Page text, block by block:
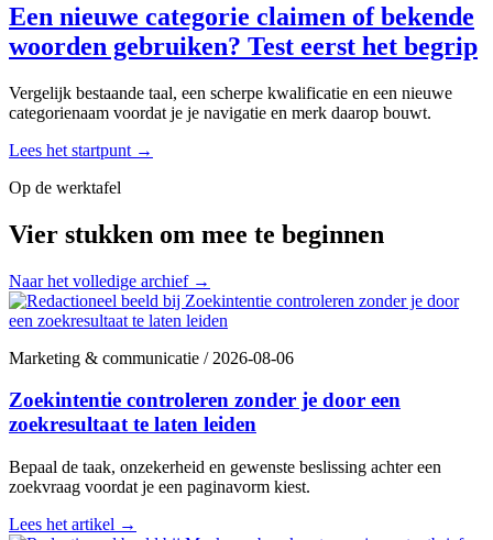
Een nieuwe categorie claimen of bekende
woorden gebruiken? Test eerst het begrip
Vergelijk bestaande taal, een scherpe kwalificatie en een nieuwe
categorienaam voordat je je navigatie en merk daarop bouwt.
Lees het startpunt →
Op de werktafel
Vier stukken om mee te beginnen
Naar het volledige archief →
Marketing & communicatie /2026-08-06
Zoekintentie controleren zonder je door een
zoekresultaat te laten leiden
Bepaal de taak, onzekerheid en gewenste beslissing achter een
zoekvraag voordat je een paginavorm kiest.
Lees het artikel →